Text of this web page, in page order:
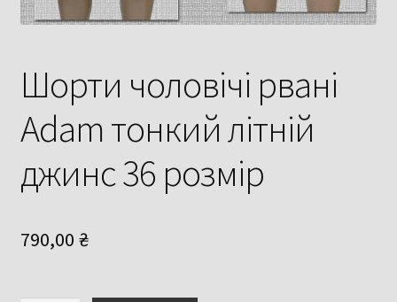
Шорти чоловічі рвані
Adam тонкий літній
джинс 36 розмір
790,00 ₴